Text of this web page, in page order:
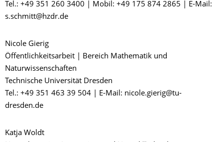
Tel.: +49 351 260 3400 | Mobil: +49 175 874 2865 | E-Mail:
s.schmitt@hzdr.de
Nicole Gierig
Öffentlichkeitsarbeit | Bereich Mathematik und
Naturwissenschaften
Technische Universität Dresden
Tel.: +49 351 463 39 504 | E-Mail: nicole.gierig@tu-
dresden.de
Katja Woldt